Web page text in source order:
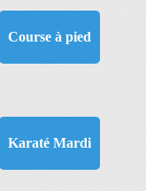
Course à pied
Karaté Mardi